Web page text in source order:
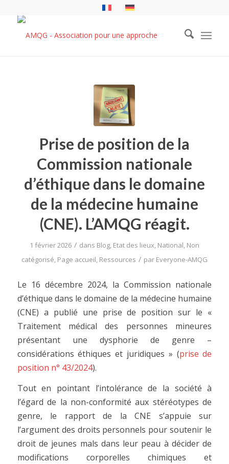
Prise de position de la
Commission nationale
d’éthique dans le domaine
de la médecine humaine
(CNE). L’AMQG réagit.
1 février 2026 / dans Blog, Etat des lieux, National, Non
catégorisé, Page accueil, Ressources / par Everyone-AMQG
Le 16 décembre 2024, la Commission nationale
d’éthique dans le domaine de la médecine humaine
(CNE) a publié une prise de position sur le «
Traitement médical des personnes mineures
présentant une dysphorie de genre –
considérations éthiques et juridiques » (prise de
position n° 43/2024).
Tout en pointant l’intolérance de la société à
l’égard de la non-conformité aux stéréotypes de
genre, le rapport de la CNE s’appuie sur
l’argument des droits personnels pour soutenir le
droit de jeunes mals dans leur peau à décider de
modifications corporelles chimiques et